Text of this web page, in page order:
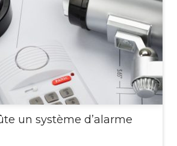
un système d’alarme